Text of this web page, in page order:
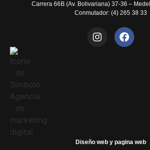
Carrera 66B (Av. Bolivariana) 37-36 –
Conmutador: (4) 265 38 33
Diseño web y pagina web